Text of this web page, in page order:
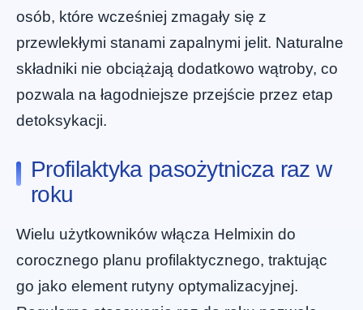
osób, które wcześniej zmagały się z
przewlekłymi stanami zapalnymi jelit. Naturalne
składniki nie obciążają dodatkowo wątroby, co
pozwala na łagodniejsze przejście przez etap
detoksykacji.
Profilaktyka pasożytnicza raz w
roku
Wielu użytkowników włącza Helmixin do
corocznego planu profilaktycznego, traktując
go jako element rutyny optymalizacyjnej.